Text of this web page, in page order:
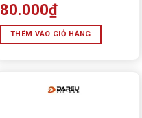
80.000₫
THÊM VÀO GIỎ HÀNG